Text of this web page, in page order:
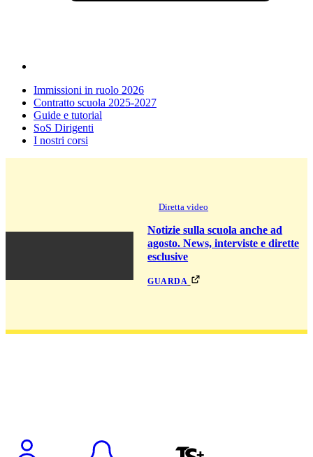
Immissioni in ruolo 2026
Contratto scuola 2025-2027
Guide e tutorial
SoS Dirigenti
I nostri corsi
Diretta video
Notizie sulla scuola anche ad
agosto. News, interviste e dirette
esclusive
guarda